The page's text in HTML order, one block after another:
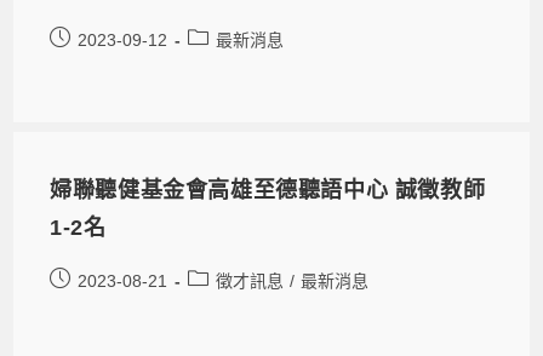
2023-09-12 最新消息
婦聯聽健基金會高雄至德聽語中心 誠徵教師
1-2名
2023-08-21 徵才訊息 / 最新消息